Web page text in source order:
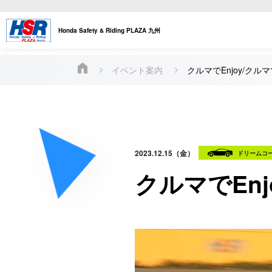
Honda Safety & Riding PLAZA 九州
イベント案内 クルマでEnjoy/クル
2023.12.15（金） ドリームコ
クルマで